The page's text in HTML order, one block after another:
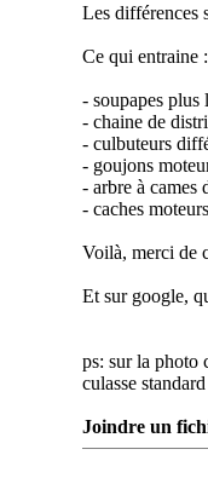
Les différences
Ce qui entraine :
- soupapes plus
- chaine de
- culbuteurs
- goujons
- arbre à cames
- caches
Voilà, merci de
Et sur google,
ps: sur la photo
culasse
Joindre un